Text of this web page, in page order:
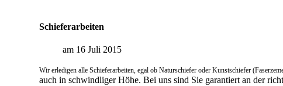
Schieferarbeiten
am 16 Juli 2015
Wir erledigen alle Schieferarbeiten, egal ob Naturschiefer oder Kunstschiefer
auch in schwindliger Höhe. Bei uns sind Sie garantiert an der